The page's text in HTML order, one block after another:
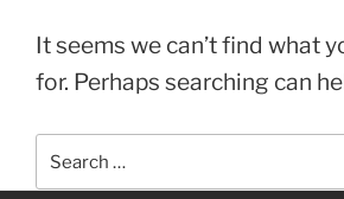
It seems we can’t find what
for. Perhaps searching can
for: